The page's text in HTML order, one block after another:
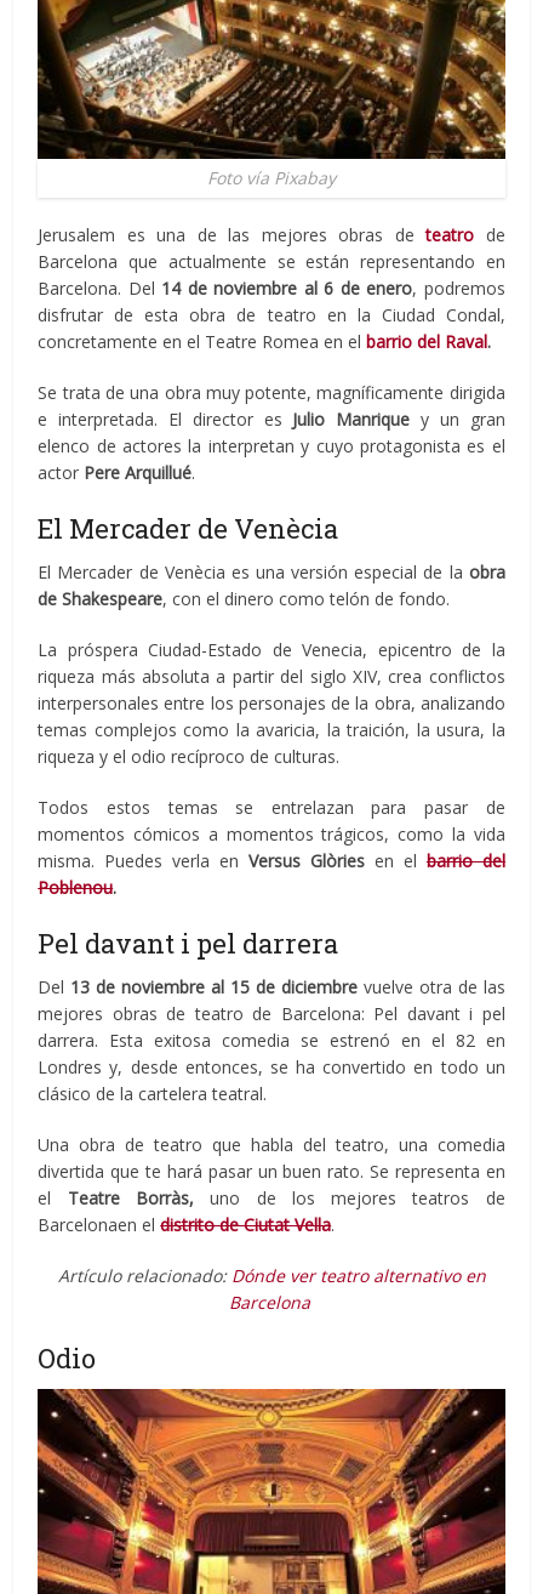
Foto vía Pixabay
Jerusalem es una de las mejores obras deteatro de
Barcelona que actualmente se están representando en
Barcelona. Del 14 de noviembre al 6 de enero, podremos
disfrutar de esta obra de teatro en la Ciudad Condal,
concretamente en el Teatre Romea en elbarrio del Raval.
Se trata de una obra muy potente, magníficamente dirigida
e interpretada. El director es Julio Manrique y un gran
elenco de actores la interpretan y cuyo protagonista es el
actor Pere Arquillué.
El Mercader de Venècia
El Mercader de Venècia es una versión especial de la obra
de Shakespeare, con el dinero como telón de fondo.
La próspera Ciudad-Estado de Venecia, epicentro de la
riqueza más absoluta a partir del siglo XIV, crea conflictos
interpersonales entre los personajes de la obra, analizando
temas complejos como la avaricia, la traición, la usura, la
riqueza y el odio recíproco de culturas.
Todos estos temas se entrelazan para pasar de
momentos cómicos a momentos trágicos, como la vida
misma. Puedes verla enVersus Glòries en el barrio del
Poblenou.
Pel davant i pel darrera
Del 13 de noviembre al 15 de diciembrevuelve otra de las
mejores obras de teatro de Barcelona: Pel davant i pel
darrera. Esta exitosa comedia se estrenó en el 82 en
Londres y, desde entonces, se ha convertido en todo un
clásico de la cartelera teatral.
Una obra de teatro que habla del teatro, una comedia
divertida que te hará pasar un buen rato. Se representa en
el Teatre Borràs,uno de los mejores teatros de
Barcelonaen eldistrito de Ciutat Vella.
Artículo relacionado: Dónde ver teatro alternativo en
Barcelona
Odio